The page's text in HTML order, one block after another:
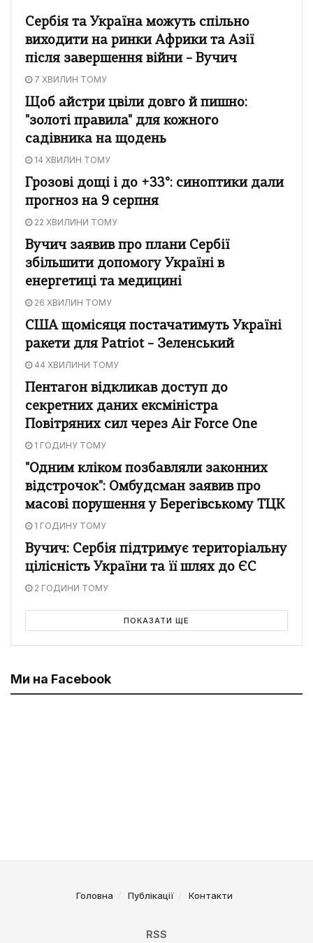
Сербія та Україна можуть спільно
виходити на ринки Африки та Азії
після завершення війни – Вучич
7 ХВИЛИН ТОМУ
Щоб айстри цвіли довго й пишно:
"золоті правила" для кожного
садівника на щодень
14 ХВИЛИН ТОМУ
Грозові дощі і до +33°: синоптики дали
прогноз на 9 серпня
22 ХВИЛИНИ ТОМУ
Вучич заявив про плани Сербії
збільшити допомогу Україні в
енергетиці та медицині
26 ХВИЛИН ТОМУ
США щомісяця постачатимуть Україні
ракети для Patriot – Зеленський
44 ХВИЛИНИ ТОМУ
Пентагон відкликав доступ до
секретних даних ексміністра
Повітряних сил через Air Force One
1 ГОДИНУ ТОМУ
"Одним кліком позбавляли законних
відстрочок": Омбудсман заявив про
масові порушення у Берегівському ТЦК
1 ГОДИНУ ТОМУ
Вучич: Сербія підтримує територіальну
цілісність України та її шлях до ЄС
2 ГОДИНИ ТОМУ
ПОКАЗАТИ ЩЕ
Ми на Facebook
Головна Публікації Контакти
RSS